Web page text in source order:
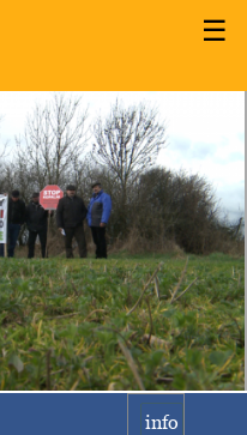
☰
info